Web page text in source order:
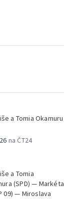
a Tomia Okamuru
na ČT24
a Tomia
(SPD) — Markéta
09) — Miroslava